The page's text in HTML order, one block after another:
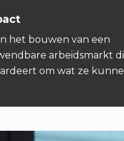
het bouwen van een
arbeidsmarkt
om wat ze